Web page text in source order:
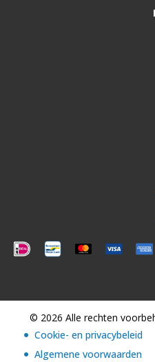
© 2026 Alle rechten
Cookie- en privacybeleid
Algemene voorwaarden